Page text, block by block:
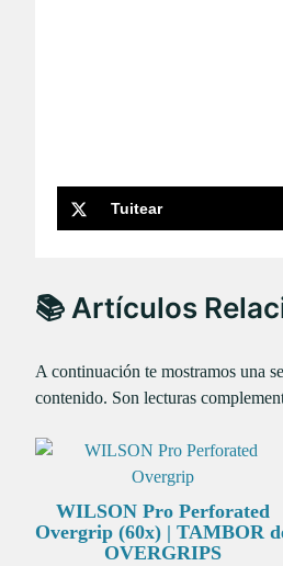
Tuitear
📚 Artículos
A continuación te mostramos una
contenido. Son lecturas
WILSON Pro Perforated
Overgrip (60x) | TAMBOR
OVERGRIPS